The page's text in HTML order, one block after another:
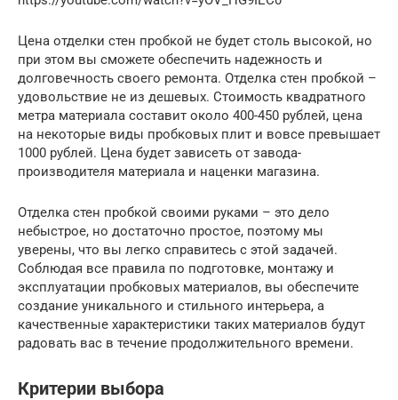
Цена отделки стен пробкой не будет столь высокой, но
при этом вы сможете обеспечить надежность и
долговечность своего ремонта. Отделка стен пробкой –
удовольствие не из дешевых. Стоимость квадратного
метра материала составит около 400-450 рублей, цена
на некоторые виды пробковых плит и вовсе превышает
1000 рублей. Цена будет зависеть от завода-
производителя материала и наценки магазина.
Отделка стен пробкой своими руками – это дело
небыстрое, но достаточно простое, поэтому мы
уверены, что вы легко справитесь с этой задачей.
Соблюдая все правила по подготовке, монтажу и
эксплуатации пробковых материалов, вы обеспечите
создание уникального и стильного интерьера, а
качественные характеристики таких материалов будут
радовать вас в течение продолжительного времени.
Критерии выбора